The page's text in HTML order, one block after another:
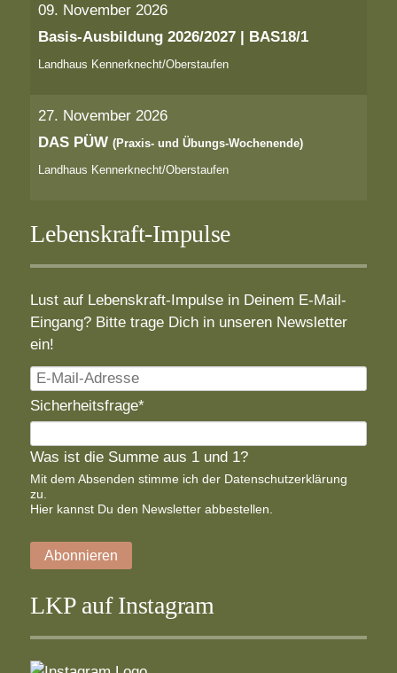
09. November 2026
Basis-Ausbildung 2026/2027 | BAS18/1
Landhaus Kennerknecht/Oberstaufen
27. November 2026
DAS PÜW(Praxis- und Übungs-Wochenende)
Landhaus Kennerknecht/Oberstaufen
Lebenskraft-Impulse
Lust auf Lebenskraft-Impulse in Deinem E-Mail-
Eingang? Bitte trage Dich in unseren Newsletter
ein!
E-
Mail-
Adresse
Pflichtfeld
Sicherheitsfrage*
Was ist die Summe aus 1 und 1?
Mit dem Absenden stimme ich der Datenschutzerklärung
zu.
Hier kannst Du den Newsletter abbestellen.
Abonnieren
LKP auf Instagram